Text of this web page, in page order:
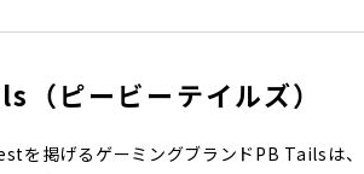
（ピービーテイルズ）
を掲げるゲーミングブランドPB Tailsは